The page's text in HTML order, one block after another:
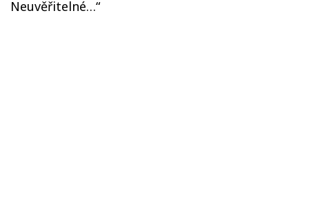
Neuvěřitelné…“